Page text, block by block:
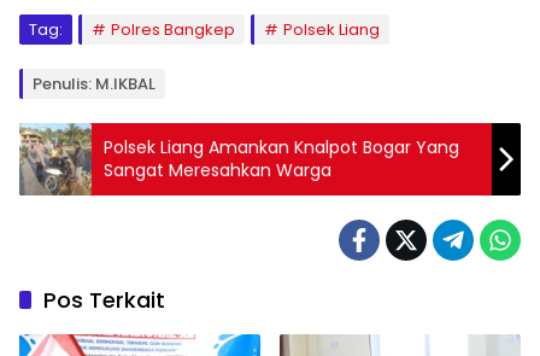
Tag: Polres Bangkep Polsek Liang
Penulis: M.IKBAL
Polsek Liang Amankan Knalpot Bogar Yang
Sangat Meresahkan Warga
Pos Terkait